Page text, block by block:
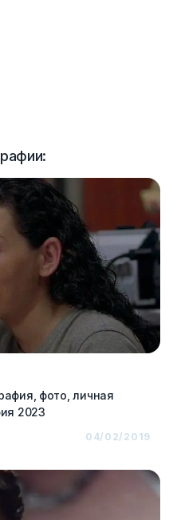
фото, личная
2023
04/02/2019